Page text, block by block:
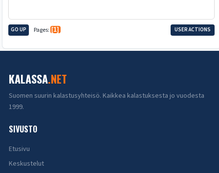
GO UP Pages 1 USER ACTIONS
KALASSA.NET
Suomen suurin kalastusyhteisö. Kaikkea kalastuksesta jo vuodesta
1999.
SIVUSTO
Etusivu
Keskustelut